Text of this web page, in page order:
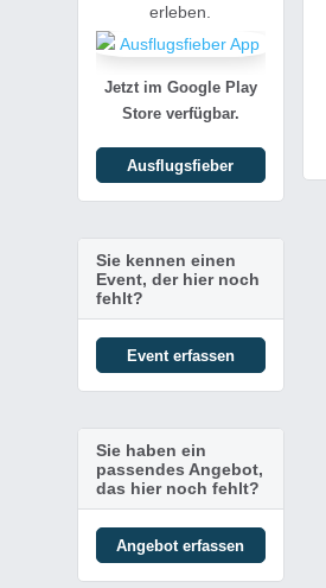
erleben.
Jetzt im Google Play
Store verfügbar.
Ausflugsfieber
Sie kennen einen
Event, der hier noch
fehlt?
Event erfassen
Sie haben ein
passendes Angebot,
das hier noch fehlt?
Angebot erfassen